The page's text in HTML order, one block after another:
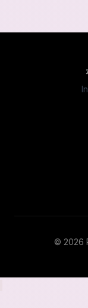
© 2026